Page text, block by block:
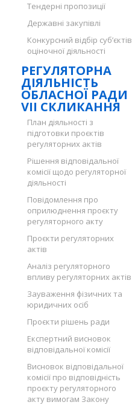
Тендерні пропозиції
Державні закупівлі
Конкурсний відбір суб’єктів
оціночної діяльності
РЕГУЛЯТОРНА
ДІЯЛЬНІСТЬ
ОБЛАСНОЇ РАДИ
VII СКЛИКАННЯ
План діяльності з
підготовки проєктів
регуляторних актів
Рішення відповідальної
комісії щодо регуляторної
діяльності
Повідомлення про
оприлюднення проєкту
регуляторного акту
Проєкти регуляторних
актів
Аналіз регуляторного
впливу регуляторних актів
Зауваження фізичних та
юридичних осіб
Проєкти рішень ради
Експертний висновок
відповідальної комісії
Висновок відповідальної
комісії про відповідність
проєкту регуляторного
акту вимогам Закону